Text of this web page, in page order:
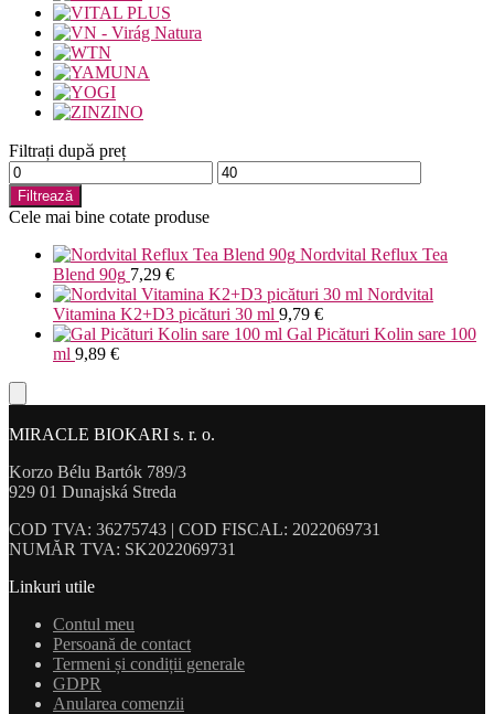
Filtrați după preț
Preț
minim
Preț
maxim
Filtrează
Cele mai bine cotate produse
Nordvital Reflux Tea
Blend 90g 7,29 €
Nordvital
Vitamina K2+D3 picături 30 ml 9,79 €
Gal Picături Kolin sare 100
ml 9,89 €
MIRACLE BIOKARI s. r. o.
Korzo Bélu Bartók 789/3
929 01 Dunajská Streda
COD TVA: 36275743 | COD FISCAL: 2022069731
NUMĂR TVA: SK2022069731
Linkuri utile
Contul meu
Persoană de contact
Termeni și condiții generale
GDPR
Anularea comenzii